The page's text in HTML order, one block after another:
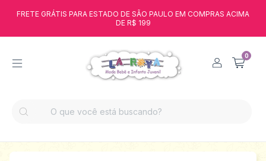
FRETE GRÁTIS PARA ESTADO DE SÃO PAULO EM COMPRAS ACIMA
DE R$ 199
0